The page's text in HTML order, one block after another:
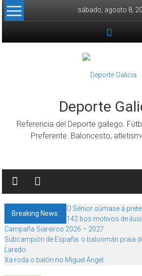
Skip to content
sábado, agosto 8,
Deporte
Referencia del Deporte gallego.
Preferente. Baloncesto,
Breaking News:
O Sénior súmase á
142 bos motivos de
Campaña Siareiros 2026 – 2027
Subcampión de España: o balonmán praia
Laredo
Xa roda o balón no Miguel Ángel